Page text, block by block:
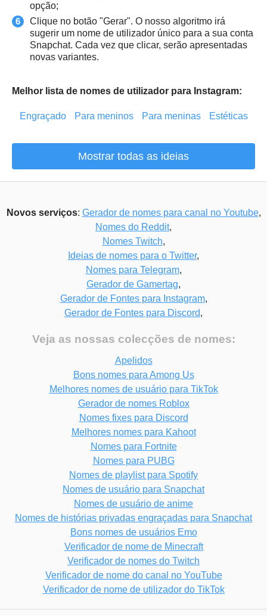
opção;
Clique no botão "Gerar". O nosso algoritmo irá
sugerir um nome de utilizador único para a sua conta
Snapchat. Cada vez que clicar, serão apresentadas
novas variantes.
Melhor lista de nomes de utilizador para Instagram:
Engraçado Para meninos Para meninas Estéticas
Mostrar todas as ideias
Novos serviços: Gerador de nomes para canal no Youtube,
Nomes do Reddit,
Nomes Twitch,
Ideias de nomes para o Twitter,
Nomes para Telegram,
Gerador de Gamertag,
Gerador de Fontes para Instagram,
Gerador de Fontes para Discord,
Veja as nossas colecções de nomes:
Apelidos
Bons nomes para Among Us
Melhores nomes de usuário para TikTok
Gerador de nomes Roblox
Nomes fixes para Discord
Melhores nomes para Kahoot
Nomes para Fortnite
Nomes para PUBG
Nomes de playlist para Spotify
Nomes de usuário para Snapchat
Nomes de usuário de anime
Nomes de histórias privadas engraçadas para Snapchat
Bons nomes de usuários Emo
Verificador de nome de Minecraft
Verificador de nomes do Twitch
Verificador de nome do canal no YouTube
Verificador de nome de utilizador do TikTok